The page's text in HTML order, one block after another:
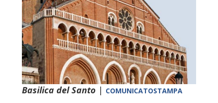
Basilica del Santo | COMUNICATOSTAMPA